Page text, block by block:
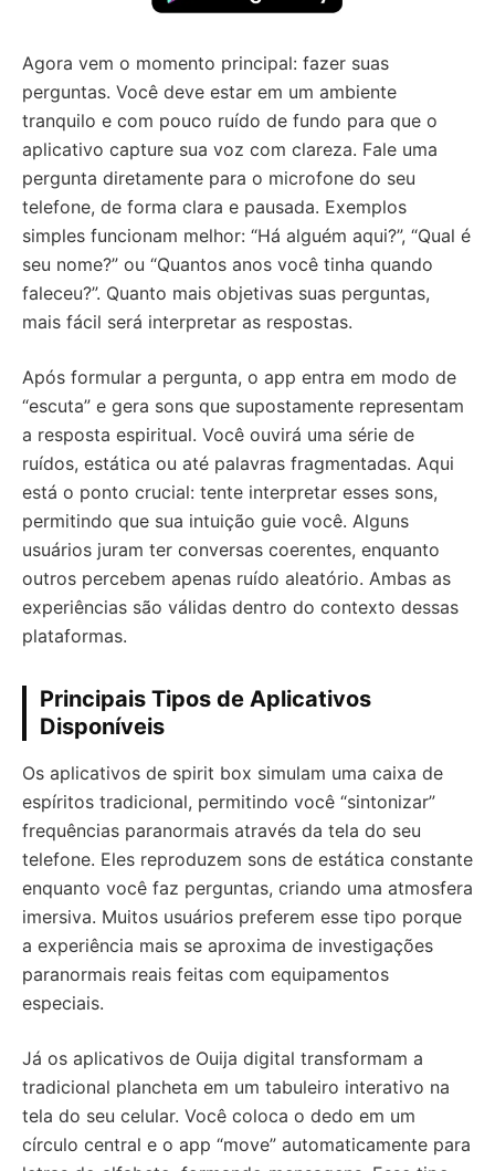
Agora vem o momento principal: fazer suas
perguntas. Você deve estar em um ambiente
tranquilo e com pouco ruído de fundo para que o
aplicativo capture sua voz com clareza. Fale uma
pergunta diretamente para o microfone do seu
telefone, de forma clara e pausada. Exemplos
simples funcionam melhor: “Há alguém aqui?”, “Qual é
seu nome?” ou “Quantos anos você tinha quando
faleceu?”. Quanto mais objetivas suas perguntas,
mais fácil será interpretar as respostas.
Após formular a pergunta, o app entra em modo de
“escuta” e gera sons que supostamente representam
a resposta espiritual. Você ouvirá uma série de
ruídos, estática ou até palavras fragmentadas. Aqui
está o ponto crucial: tente interpretar esses sons,
permitindo que sua intuição guie você. Alguns
usuários juram ter conversas coerentes, enquanto
outros percebem apenas ruído aleatório. Ambas as
experiências são válidas dentro do contexto dessas
plataformas.
Principais Tipos de Aplicativos
Disponíveis
Os aplicativos de spirit box simulam uma caixa de
espíritos tradicional, permitindo você “sintonizar”
frequências paranormais através da tela do seu
telefone. Eles reproduzem sons de estática constante
enquanto você faz perguntas, criando uma atmosfera
imersiva. Muitos usuários preferem esse tipo porque
a experiência mais se aproxima de investigações
paranormais reais feitas com equipamentos
especiais.
Já os aplicativos de Ouija digital transformam a
tradicional plancheta em um tabuleiro interativo na
tela do seu celular. Você coloca o dedo em um
círculo central e o app “move” automaticamente para